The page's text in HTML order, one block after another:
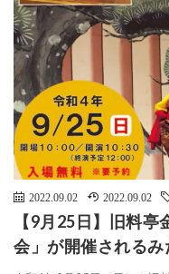
2022.09.02 2022.09.02
【9月25日】旧料
会」が開催されるみ